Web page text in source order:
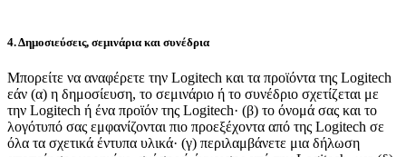
4. Δημοσιεύσεις, σεμινάρια και συνέδρια
Μπορείτε να αναφέρετε την Logitech και τα προϊόντα της Logitech
εάν (α) η δημοσίευση, το σεμινάριο ή το συνέδριο σχετίζεται με
την Logitech ή ένα προϊόν της Logitech· (β) το όνομά σας και το
λογότυπό σας εμφανίζονται πιο προεξέχοντα από της Logitech σε
όλα τα σχετικά έντυπα υλικά· (γ) περιλαμβάνετε μια δήλωση